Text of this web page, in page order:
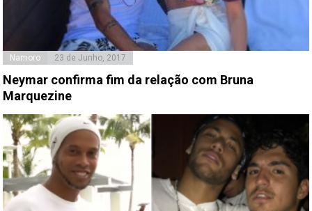
Namoro 23 de Junho, 2017
Neymar confirma fim da relação com Bruna
Marquezine